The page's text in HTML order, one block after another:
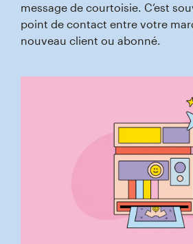
message de courtoisie. C’est
point de contact entre votre
nouveau client ou abonné.